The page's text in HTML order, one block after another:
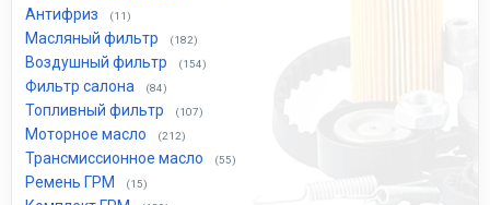
Антифриз (11)
Масляный фильтр (182)
Воздушный фильтр (154)
Фильтр салона (84)
Топливный фильтр (107)
Моторное масло (212)
Трансмиссионное масло (55)
Ремень ГРМ (15)